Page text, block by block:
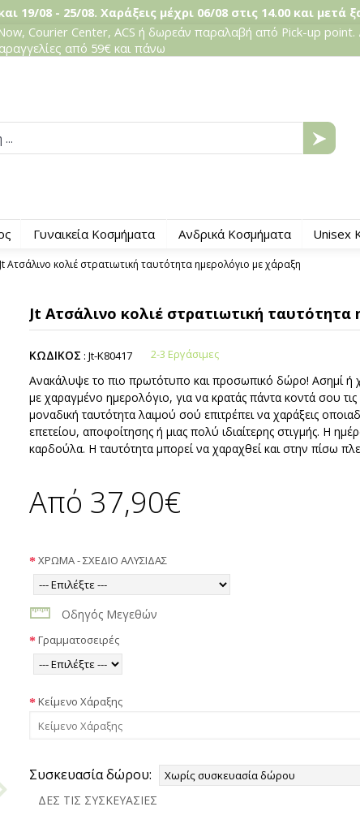
19/08 - 25/08. Χαράξεις μέχρι 06/08 στις 14.00 και
Courier Center, ACS ή δωρεάν παραλαβή από Pick-up
από 59€ και πάνω
Γυναικεία Κοσμήματα Ανδρικά Κοσμήματα Unisex
Jt Ατσάλινο κολιέ στρατιωτική ταυτότητα ημερολόγιο με χάραξη
Jt Ατσάλινο κολιέ στρατιωτική ταυτότητα
ΚΩΔΙΚΟΣ : Jt-K80417 2-3 Εργάσιμες
Ανακάλυψε το πιο πρωτότυπο και προσωπικό δώρο! Ασημί ή
με χαραγμένο ημερολόγιο, για να κρατάς πάντα κοντά σου
μοναδική ταυτότητα λαιμού σού επιτρέπει να χαράξεις
επετείου, αποφοίτησης ή μιας πολύ ιδιαίτερης στιγμής. Η
καρδούλα. Η ταυτότητα μπορεί να χαραχθεί και στην πίσω
Από 37,90€
ΧΡΩΜΑ - ΣΧΕΔΙΟ ΑΛΥΣΙΔΑΣ
Οδηγός Μεγεθών
Γραμματοσειρές
Κείμενο Χάραξης
Συσκευασία δώρου:
ΔΕΣ ΤΙΣ ΣΥΣΚΕΥΑΣΙΕΣ